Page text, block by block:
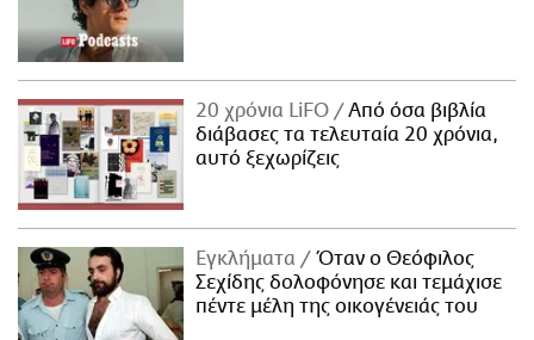
20 χρόνια LiFO
Από όσα βιβλία
διάβασες τα τελευταία 20 χρόνια,
αυτό ξεχωρίζεις
Εγκλήματα
Όταν ο Θεόφιλος
Σεχίδης δολοφόνησε και τεμάχισε
πέντε μέλη της οικογένειάς του